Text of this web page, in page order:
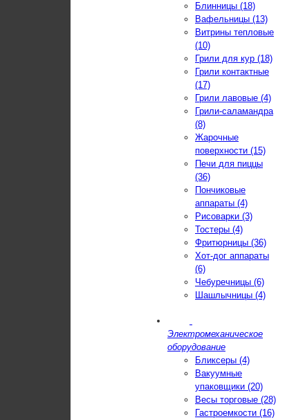
Блинницы (18)
Вафельницы (13)
Витрины тепловые
(10)
Грили для кур (18)
Грили контактные
(17)
Грили лавовые (4)
Грили-саламандра
(8)
Жарочные
поверхности (15)
Печи для пиццы
(36)
Пончиковые
аппараты (4)
Рисоварки (3)
Тостеры (4)
Фритюрницы (36)
Хот-дог аппараты
(6)
Чебуречницы (6)
Шашлычницы (4)
Электромеханическое
оборудование
Бликсеры (4)
Вакуумные
упаковщики (20)
Весы торговые (28)
Гастроемкости (16)